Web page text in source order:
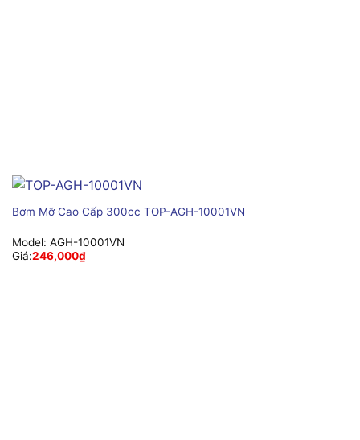
Bơm Mỡ Cao Cấp 300cc TOP-AGH-10001VN
Model: AGH-10001VN
Giá:246,000₫